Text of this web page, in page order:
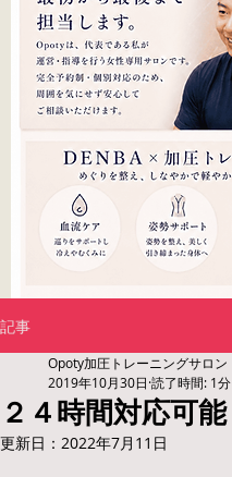
記事
２４時間対応可能
Opoty加圧トレーニングサロン
2019年10月30日 読了時間: 1分
更新日： 2022年7月11日